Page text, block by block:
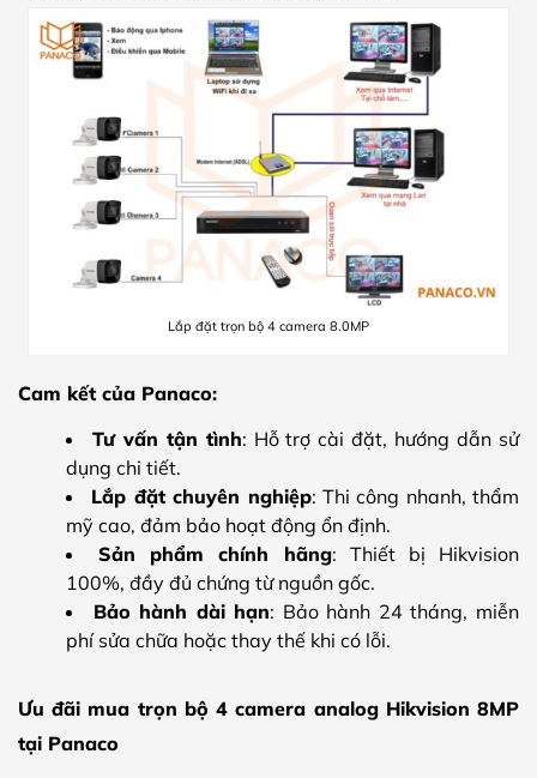
Lắp đặt trọn bộ 4 camera 8.0MP
Cam kết của Panaco:
Tư vấn tận tình: Hỗ trợ cài đặt, hướng dẫn sử
dụng chi tiết.
Lắp đặt chuyên nghiệp: Thi công nhanh, thẩm
mỹ cao, đảm bảo hoạt động ổn định.
Sản phẩm chính hãng: Thiết bị Hikvision
100%, đầy đủ chứng từ nguồn gốc.
Bảo hành dài hạn: Bảo hành 24 tháng, miễn
phí sửa chữa hoặc thay thế khi có lỗi.
Ưu đãi mua trọn bộ 4 camera analog Hikvision 8MP
tại Panaco